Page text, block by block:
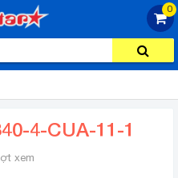
0
4-CUA-11-1
xem